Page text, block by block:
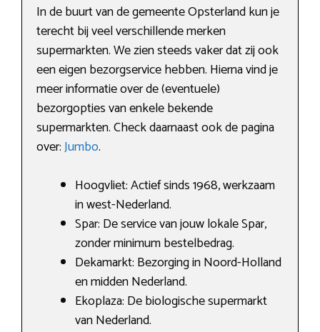
In de buurt van de gemeente Opsterland kun je
terecht bij veel verschillende merken
supermarkten. We zien steeds vaker dat zij ook
een eigen bezorgservice hebben. Hierna vind je
meer informatie over de (eventuele)
bezorgopties van enkele bekende
supermarkten. Check daarnaast ook de pagina
over:Jumbo.
Hoogvliet: Actief sinds 1968, werkzaam
in west-Nederland.
Spar: De service van jouw lokale Spar,
zonder minimum bestelbedrag.
Dekamarkt: Bezorging in Noord-Holland
en midden Nederland.
Ekoplaza: De biologische supermarkt
van Nederland.